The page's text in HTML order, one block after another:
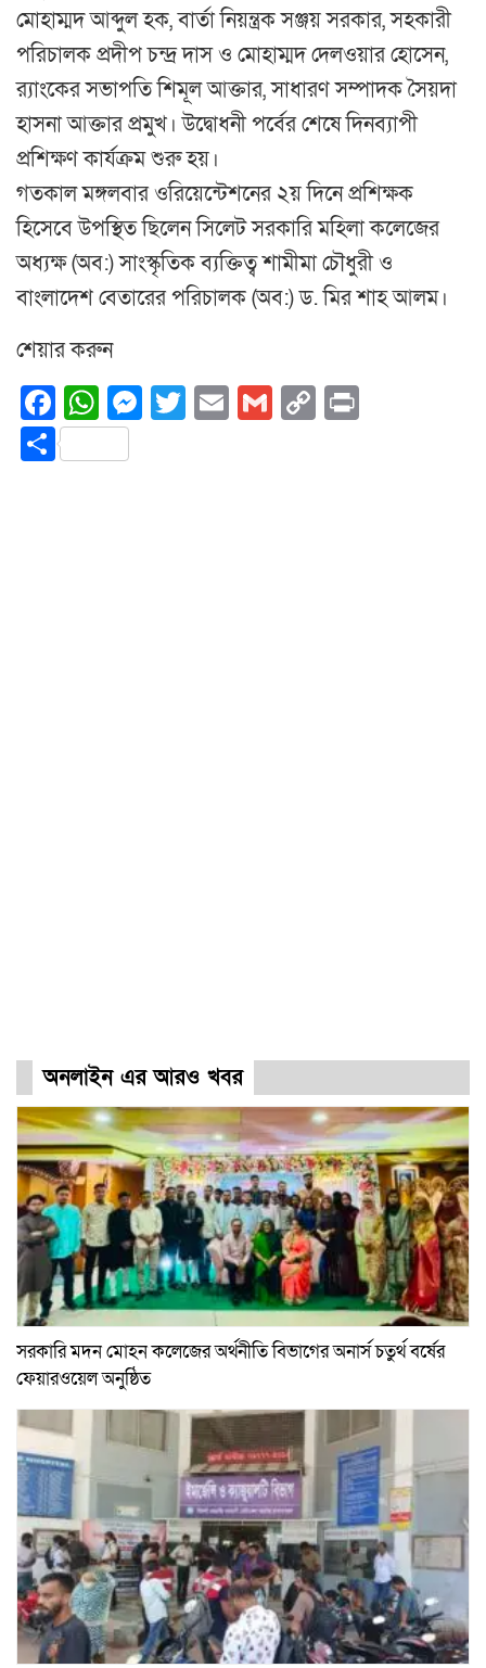
মোহাম্মদ আব্দুল হক, বার্তা নিয়ন্ত্রক সঞ্জয় সরকার, সহকারী
পরিচালক প্রদীপ চন্দ্র দাস ও মোহাম্মদ দেলওয়ার হোসেন,
র‌্যাংকের সভাপতি শিমূল আক্তার, সাধারণ সম্পাদক সৈয়দা
হাসনা আক্তার প্রমুখ। উদ্বোধনী পর্বের শেষে দিনব্যাপী
প্রশিক্ষণ কার্যক্রম শুরু হয়।
গতকাল মঙ্গলবার ওরিয়েন্টেশনের ২য় দিনে প্রশিক্ষক
হিসেবে উপস্থিত ছিলেন সিলেট সরকারি মহিলা কলেজের
অধ্যক্ষ (অব:) সাংস্কৃতিক ব্যক্তিত্ব শামীমা চৌধুরী ও
বাংলাদেশ বেতারের পরিচালক (অব:) ড. মির শাহ আলম।
শেয়ার করুন
Facebook
WhatsApp
Messenger
Twitter
EmailGmail
Copy
Share
অনলাইন এর আরও খবর
সরকারি মদন মোহন কলেজের অর্থনীতি বিভাগের অনার্স চতুর্থ বর্ষের
ফেয়ারওয়েল অনুষ্ঠিত